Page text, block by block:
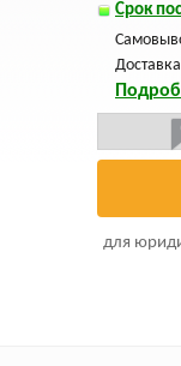
Срок
для